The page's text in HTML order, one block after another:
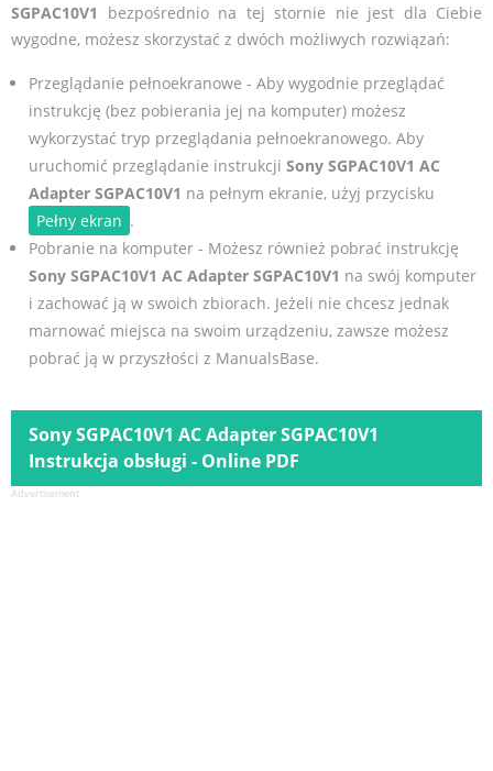
SGPAC10V1
bezpośrednio na tej stornie nie jest dla Ciebie
wygodne, możesz skorzystać z dwóch możliwych rozwiązań:
Przeglądanie pełnoekranowe - Aby wygodnie przeglądać
instrukcję (bez pobierania jej na komputer) możesz
wykorzystać tryp przeglądania pełnoekranowego. Aby
uruchomić przeglądanie instrukcji Sony SGPAC10V1 AC
Adapter SGPAC10V1 na pełnym ekranie, użyj przycisku
Pełny ekran .
Pobranie na komputer - Możesz również pobrać instrukcję
Sony SGPAC10V1 AC Adapter SGPAC10V1 na swój komputer
i zachować ją w swoich zbiorach. Jeżeli nie chcesz jednak
marnować miejsca na swoim urządzeniu, zawsze możesz
pobrać ją w przyszłości z ManualsBase.
Sony SGPAC10V1 AC Adapter SGPAC10V1
Instrukcja obsługi - Online PDF
Advertisement